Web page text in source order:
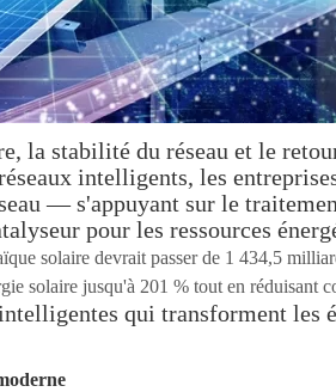
stabilité du réseau et le
intelligents, les
— s'appuyant sur le
pour les ressources
solaire devrait passer de 1 434,5
solaire jusqu'à 201 % tout en réduisant
qui transforment